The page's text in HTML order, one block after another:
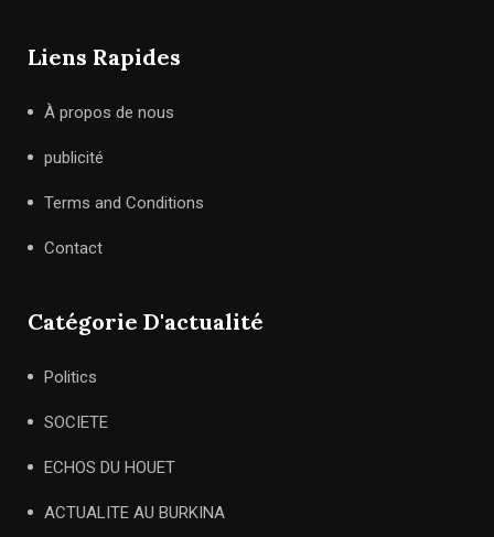
Liens Rapides
À propos de nous
publicité
Terms and Conditions
Contact
Catégorie D'actualité
Politics
SOCIETE
ECHOS DU HOUET
ACTUALITE AU BURKINA